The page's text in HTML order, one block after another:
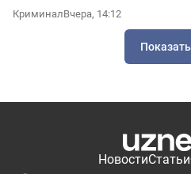
КриминалВчера, 14:12
НовостиСтатьи